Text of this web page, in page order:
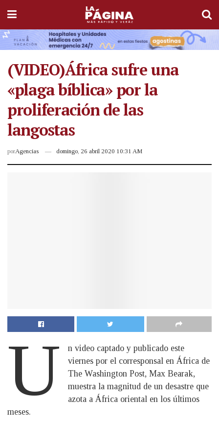
(VIDEO)África sufre una
«plaga bíblica» por la
proliferación de las
langostas
porAgencias domingo, 26 abril 2020 10:31 AM
U
n video captado y publicado este
viernes por el corresponsal en África de
The Washington Post, Max Bearak,
muestra la magnitud de un desastre que
azota a África oriental en los últimos
meses.